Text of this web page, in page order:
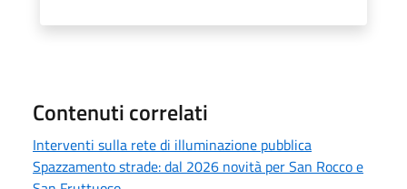
Contenuti correlati
Interventi sulla rete di illuminazione pubblica
Spazzamento strade: dal 2026 novità per San Rocco e